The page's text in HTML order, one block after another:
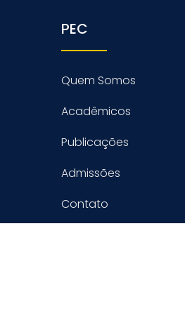
PEC
Quem Somos
Acadêmicos
Publicações
Admissões
Contato